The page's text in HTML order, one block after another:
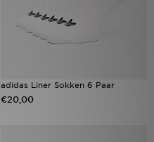
adidas Liner Sokken 6 Paar
€20,00